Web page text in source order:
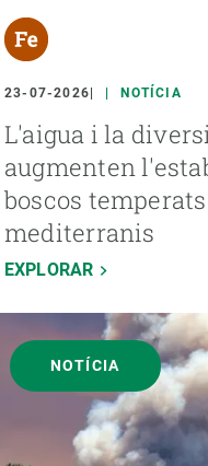
23-07-2026 NOTÍCIA
L'aigua i la
augmenten
boscos
mediterranis
EXPLORAR
NOTÍCIA